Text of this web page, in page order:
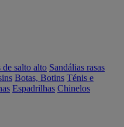
de salto alto Sandálias rasas
Botas, Botins Ténis e
Espadrilhas Chinelos